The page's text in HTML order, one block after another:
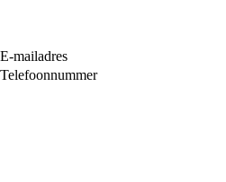
E-mailadres
Telefoonnummer